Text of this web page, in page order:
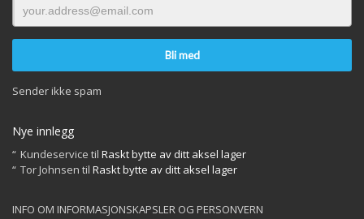
Sender ikke spam
Nye innlegg
Kundeservice til Raskt bytte av ditt aksel lager
Tor Johnsen til Raskt bytte av ditt aksel lager
INFO OM INFORMASJONSKAPSLER OG PERSONVERN